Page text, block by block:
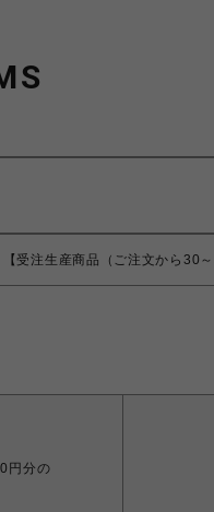
受注生産商品（ご注文から30～
円分の